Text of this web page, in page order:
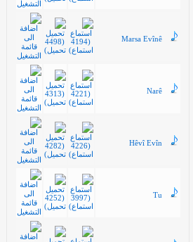
Marsa Evînê
Narê
Hêvî Evîn
Tu